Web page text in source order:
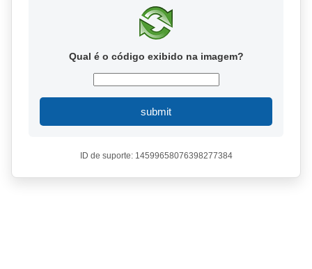
Qual é o código exibido na imagem?
submit
ID de suporte: 14599658076398277384